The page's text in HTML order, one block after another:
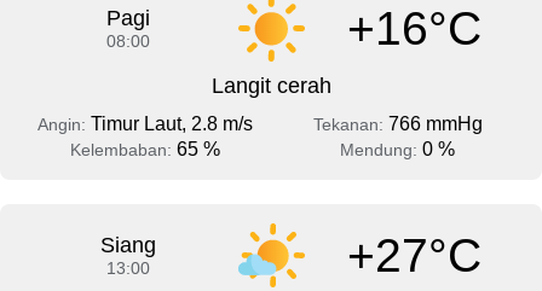
Pagi
08:00 +16°C
Langit cerah
Angin: Timur Laut, 2.8 m/s Tekanan: 766 mmHg
Kelembaban: 65 % Mendung: 0 %
Siang
13:00 +27°C